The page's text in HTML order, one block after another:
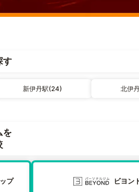
す
新伊丹駅(24) 北伊
を
プ ビヨン